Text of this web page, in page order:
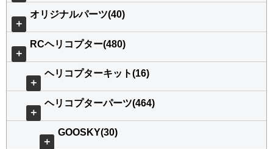
＋
オリジナルパーツ(40)
＋
RCヘリコプター(480)
＋
ヘリコプターキット(16)
＋
ヘリコプターパーツ(464)
＋
GOOSKY(30)